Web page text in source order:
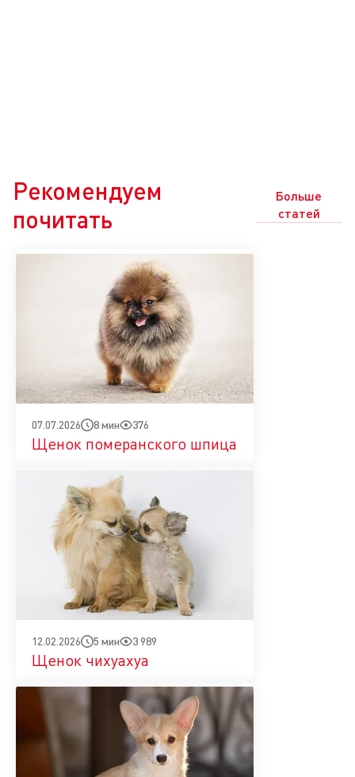
Рекомендуем
почитать
Больше
статей
07.07.2026 8 мин 376
Щенок померанского шпица
12.02.2026 5 мин 3 989
Щенок чихуахуа